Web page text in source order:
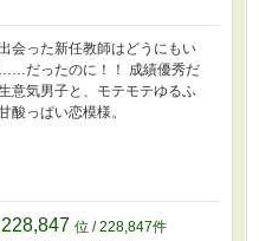
会った新任教師はどうにもい
だったのに！！ 成績優秀だ
意気男子と、モテモテゆるふ
酸っぱい恋模様。
228,847 位 / 228,847件